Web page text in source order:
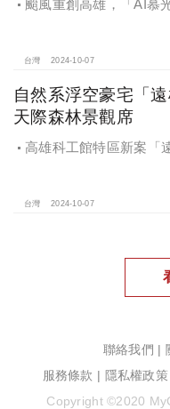
颱風重創高雄，「AI慕
民復原家園
台灣 2024-10-07
自然系浮空豪宅「遠
天際森林景觀席
高雄科工館特區新案「
台灣 2024-10-07
聯絡我們
服務條款
隱私權政策
Copyright ©2020